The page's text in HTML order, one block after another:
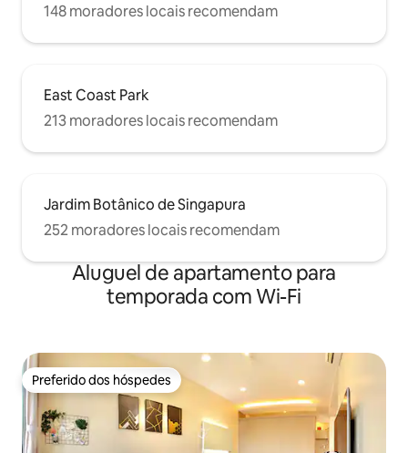
148 moradores locais recomendam
East Coast Park
213 moradores locais recomendam
Jardim Botânico de Singapura
252 moradores locais recomendam
Aluguel de apartamento para
temporada com Wi-Fi
Preferido dos hóspedes
Preferido dos hóspedes